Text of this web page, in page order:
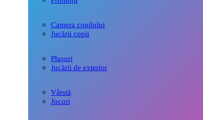
Camera copilului
Jucării copii
Plușuri
Jucării de exterior
Vârstă
Jocuri